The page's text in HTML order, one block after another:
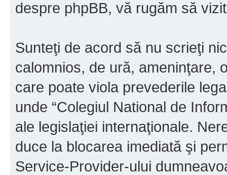
despre phpBB, vă rugăm să
Sunteţi de acord să nu scrieţi
calomnios, de ură, ameninţare,
care poate viola prevederile
unde “Colegiul National de
ale legislaţiei internaţionale.
duce la blocarea imediată şi
Service-Provider-ului